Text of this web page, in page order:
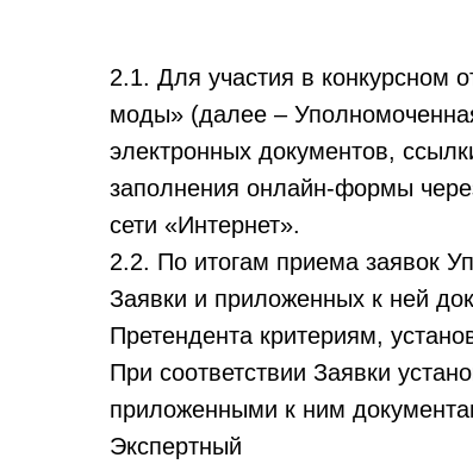
2.1. Для участия в конкурсном
моды» (далее –
электронных документов,
заполнения онлайн-формы
сети «Интернет».
2.2. По итогам приема заявок
Заявки и приложенных к ней
Претендента критериям,
При соответствии Заявки
приложенными к ним
Экспертный